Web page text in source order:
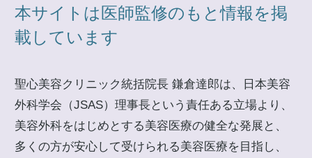
本サイトは医師監修のもと情報を掲
載しています
聖心美容クリニック統括院長 鎌倉達郎は、日本美容
外科学会（JSAS）理事長という責任ある立場より、
美容外科をはじめとする美容医療の健全な発展と、
多くの方が安心して受けられる美容医療を目指し、